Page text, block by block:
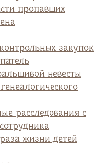
пропавших
закупок
невесты
расследования с
жизни детей